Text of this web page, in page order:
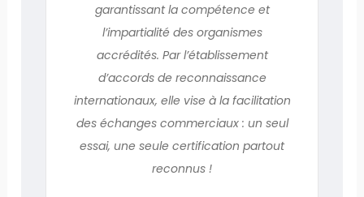
garantissant la compétence et
l’impartialité des organismes
accrédités. Par l’établissement
d’accords de reconnaissance
internationaux, elle vise à la facilitation
des échanges commerciaux : un seul
essai, une seule certification partout
reconnus !